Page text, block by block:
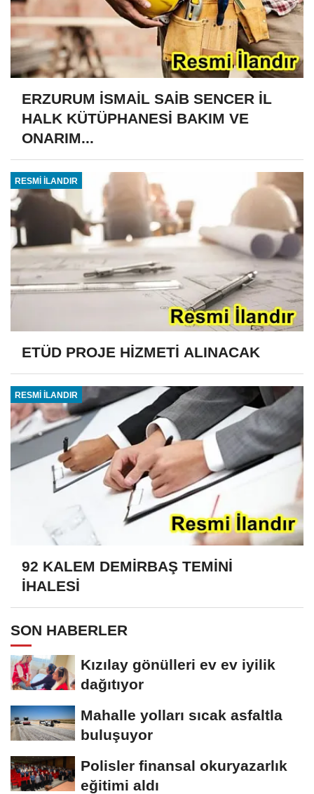
ERZURUM İSMAİL SAİB SENCER İL
HALK KÜTÜPHANESİ BAKIM VE
ONARIM...
RESMİ İLANDIR
ETÜD PROJE HİZMETİ ALINACAK
RESMİ İLANDIR
92 KALEM DEMİRBAŞ TEMİNİ
İHALESİ
SON HABERLER
Kızılay gönülleri ev ev iyilik
dağıtıyor
Mahalle yolları sıcak asfaltla
buluşuyor
Polisler finansal okuryazarlık
eğitimi aldı